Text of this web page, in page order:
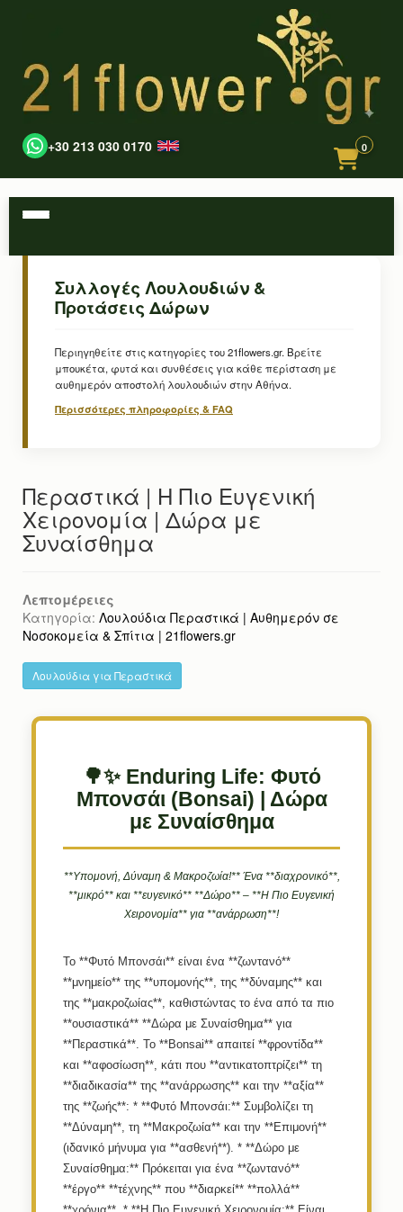
+30 213 030 0170 0
Συλλογές Λουλουδιών &
Προτάσεις Δώρων
Περιηγηθείτε στις κατηγορίες του 21flowers.gr. Βρείτε
μπουκέτα, φυτά και συνθέσεις για κάθε περίσταση με
αυθημερόν αποστολή λουλουδιών στην Αθήνα.
Περισσότερες πληροφορίες & FAQ
Περαστικά | Η Πιο Ευγενική
Χειρονομία | Δώρα με
Συναίσθημα
Λεπτομέρειες
Κατηγορία: Λουλούδια Περαστικά | Αυθημερόν σε
Νοσοκομεία & Σπίτια | 21flowers.gr
Λουλούδια για Περαστικά
🌳✨ Enduring Life: Φυτό
Μπονσάι (Bonsai) | Δώρα
με Συναίσθημα
**Υπομονή, Δύναμη & Μακροζωία!** Ένα **διαχρονικό**,
**μικρό** και **ευγενικό** **Δώρο** – **Η Πιο Ευγενική
Χειρονομία** για **ανάρρωση**!
Το **Φυτό Μπονσάι** είναι ένα **ζωντανό**
**μνημείο** της **υπομονής**, της **δύναμης** και
της **μακροζωίας**, καθιστώντας το ένα από τα πιο
**ουσιαστικά** **Δώρα με Συναίσθημα** για
**Περαστικά**. Το **Bonsai** απαιτεί **φροντίδα**
και **αφοσίωση**, κάτι που **αντικατοπτρίζει** τη
**διαδικασία** της **ανάρρωσης** και την **αξία**
της **ζωής**: * **Φυτό Μπονσάι:** Συμβολίζει τη
**Δύναμη**, τη **Μακροζωία** και την **Επιμονή**
(ιδανικό μήνυμα για **ασθενή**). * **Δώρο με
Συναίσθημα:** Πρόκειται για ένα **ζωντανό**
**έργο** **τέχνης** που **διαρκεί** **πολλά**